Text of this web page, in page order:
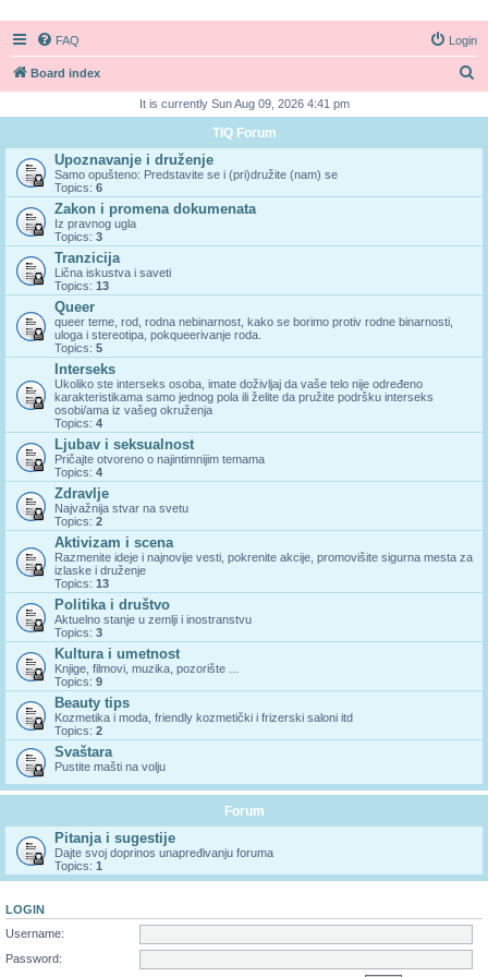
FAQ Login
Board index
r
It is currently Sun Aug 09, 2026 4:41 pm
TIQ Forum
Upoznavanje i druženje
Samo opušteno: Predstavite se i (pri)družite (nam) se
Topics: 6
Zakon i promena dokumenata
Iz pravnog ugla
Topics: 3
Tranzicija
Lična iskustva i saveti
Topics: 13
Queer
queer teme, rod, rodna nebinarnost, kako se borimo protiv rodne binarnosti,
uloga i stereotipa, pokqueerivanje roda.
Topics: 5
Interseks
Ukoliko ste interseks osoba, imate doživljaj da vaše telo nije određeno
karakteristikama samo jednog pola ili želite da pružite podršku interseks
osobi/ama iz vašeg okruženja
Topics: 4
Ljubav i seksualnost
Pričajte otvoreno o najintimnijim temama
Topics: 4
Zdravlje
Najvažnija stvar na svetu
Topics: 2
Aktivizam i scena
Razmenite ideje i najnovije vesti, pokrenite akcije, promovišite sigurna mesta za
izlaske i druženje
Topics: 13
Politika i društvo
Aktuelno stanje u zemlji i inostranstvu
Topics: 3
Kultura i umetnost
Knjige, filmovi, muzika, pozorište ...
Topics: 9
Beauty tips
Kozmetika i moda, friendly kozmetički i frizerski saloni itd
Topics: 2
Svaštara
Pustite mašti na volju
Forum
Pitanja i sugestije
Dajte svoj doprinos unapređivanju foruma
Topics: 1
LOGIN
Username:
Password: